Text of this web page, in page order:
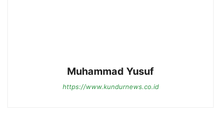
Muhammad Yusuf
https://www.kundurnews.co.id